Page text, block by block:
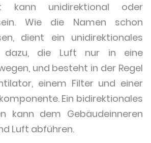
kann unidirektional oder
Wie die Namen schon
dient ein unidirektionales
dazu, die Luft nur in eine
und besteht in der Regel
einem Filter und einer
Ein bidirektionales
kann dem Gebäudeinneren
Luft abführen.